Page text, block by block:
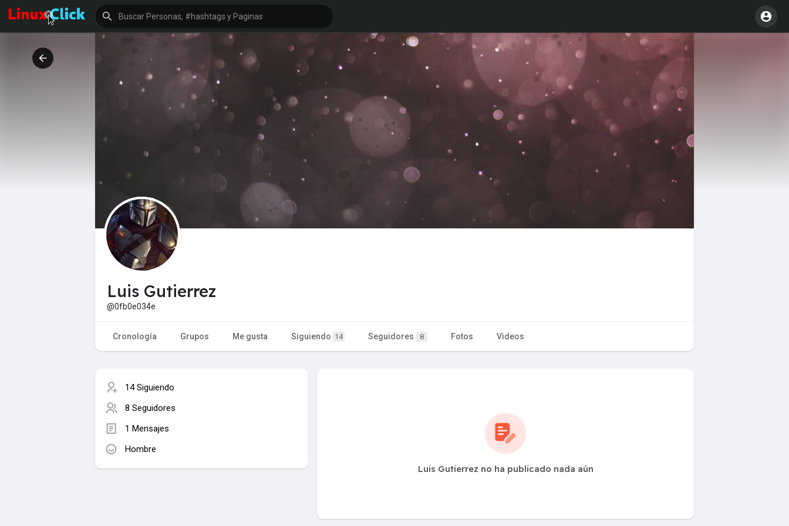
Luis Gutierrez
@0fb0e034e
Cronología Grupos Me gusta Siguiendo 14 Seguidores 8 Fotos Videos
14 Siguiendo
8 Seguidores
1 Mensajes
Hombre
Luis Gutierrez no ha publicado nada aún